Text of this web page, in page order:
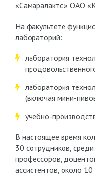
«Самаралакто» ОАО
На факультете
лабораторий:
лаборатория
лаборатория
(включая мини-
учебно-
В настоящее время
30 сотрудников,
профессоров,
ассистентов, около